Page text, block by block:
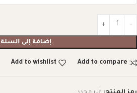
إضافة إلى السلة
Add to compare
Add to wishlist